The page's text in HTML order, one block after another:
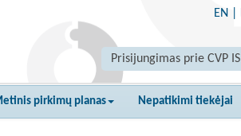
EN
Prisijungimas prie CVP IS
pirkimų planas Nepatikimi tiekėjai